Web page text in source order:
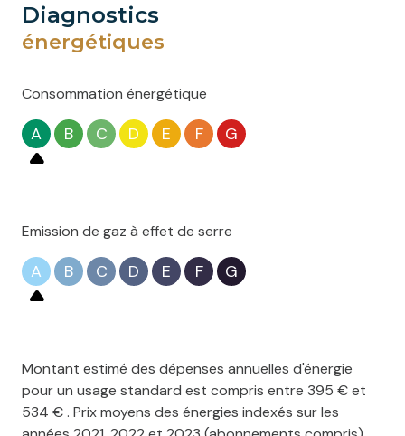
diagnostics
énergétiques
Consommation énergétique
A B C D E F G
Emission de gaz à effet de serre
A B C D E F G
Montant estimé des dépenses annuelles d'énergie
pour un usage standard est compris entre 395 € et
534 € . Prix moyens des énergies indexés sur les